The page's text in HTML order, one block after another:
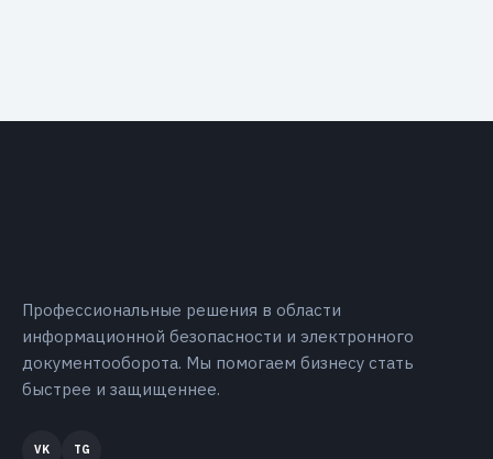
Профессиональные решения в области
информационной безопасности и электронного
документооборота. Мы помогаем бизнесу стать
быстрее и защищеннее.